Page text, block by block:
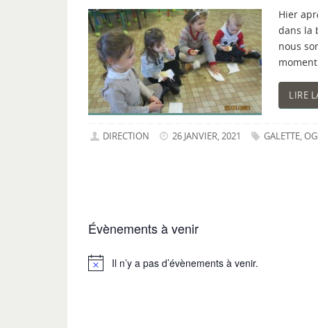
Hier
dans la
nous
LIRE
DIRECTION 26 JANVIER, 2021 GALETTE,
Évènements à venir
NoticeIl n’y a pas d’évènements à venir.